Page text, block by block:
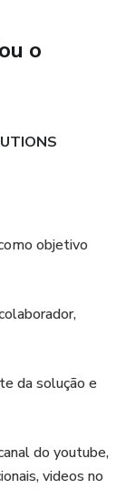
Server,
usuários.
o
objetivo
da solução e
do youtube,
videos no